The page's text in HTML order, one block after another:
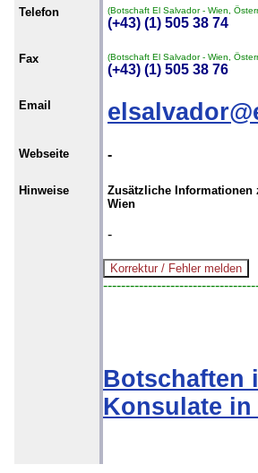
Telefon (Botschaft El Salvador - Wien,
(+43) (1) 505 38 74
Fax (Botschaft El Salvador - Wien,
(+43) (1) 505 38 76
Email
Webseite -
Hinweise
Zusätzliche
Wien
-
Botschaften
Konsulate in